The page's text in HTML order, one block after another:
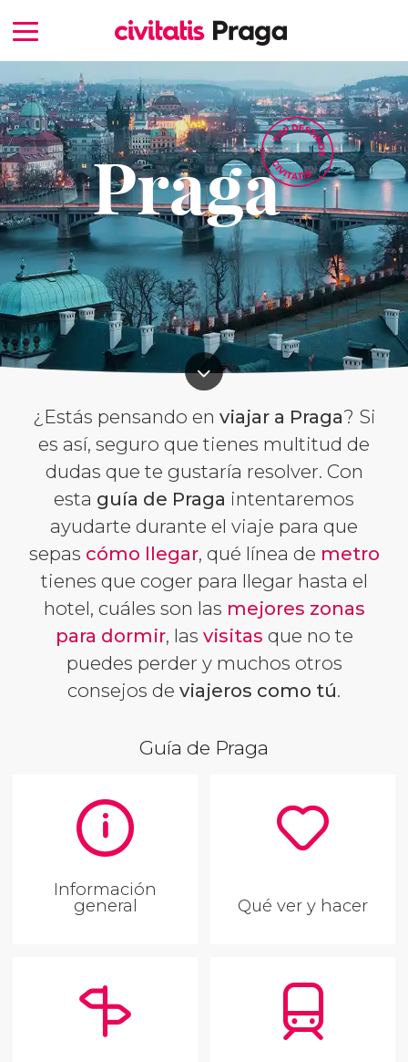
Praga
¿Estás pensando en viajar a Praga? Si
es así, seguro que tienes multitud de
dudas que te gustaría resolver. Con
esta guía de Praga intentaremos
ayudarte durante el viaje para que
sepas cómo llegar, qué línea de metro
tienes que coger para llegar hasta el
hotel, cuáles son las mejores zonas
para dormir, las visitas que no te
puedes perder y muchos otros
consejos de viajeros como tú.
Guía de Praga
Información
general Qué ver y hacer